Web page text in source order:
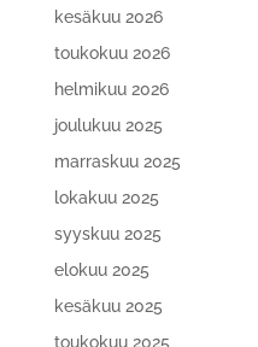
kesäkuu 2026
toukokuu 2026
helmikuu 2026
joulukuu 2025
marraskuu 2025
lokakuu 2025
syyskuu 2025
elokuu 2025
kesäkuu 2025
toukokuu 2025